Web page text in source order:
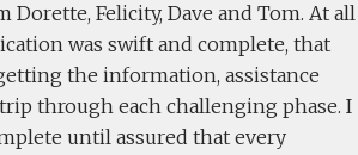
Felicity, Dave and Tom. At all
was swift and complete, that
the information, assistance
through each challenging phase. I
until assured that every